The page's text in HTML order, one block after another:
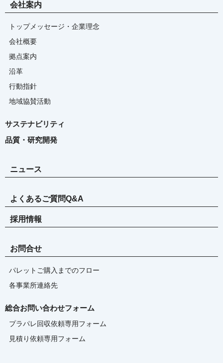
会社案内
トップメッセージ・企業理念
会社概要
拠点案内
沿革
行動指針
地域協賛活動
サステナビリティ
品質・研究開発
ニュース
よくあるご質問Q&A
採用情報
お問合せ
パレットご購入までのフロー
各事業所連絡先
総合お問い合わせフォーム
プラパレ回収依頼専用フォーム
見積り依頼専用フォーム